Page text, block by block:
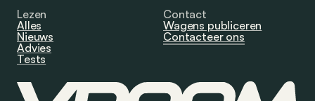
Lezen
Alles
Nieuws
Advies
Tests
Contact
Wagens publiceren
Contacteer ons